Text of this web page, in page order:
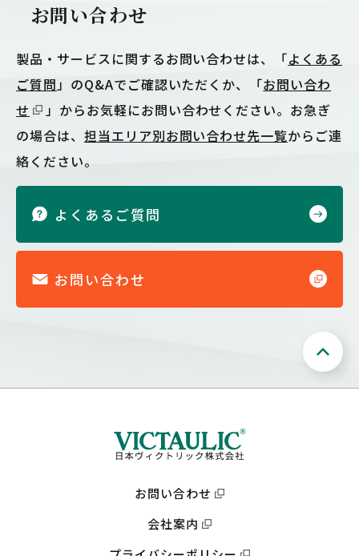
お問い合わせ
製品・サービスに関するお問い合わせは、「よくある
ご質問 」のQ&Aでご確認いただくか、「お問い合わ
せ
」からお気軽にお問い合わせください。お急ぎ
の場合は、 担当エリア別お問い合わせ先一覧からご連
絡ください。
よくあるご質問
お問い合わせ
お問い合わせ
会社案内